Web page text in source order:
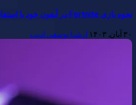
نحوه بازی Fortnite در آیفون خود با استفاده از GeForce Now
۳۰ آبان, ۱۴۰۳ ارشیا یوسفی ادیب